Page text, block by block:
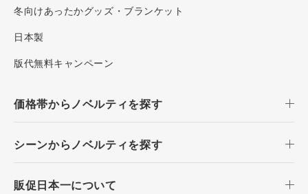
冬向けあったかグッズ・ブランケット
日本製
版代無料キャンペーン
価格帯からノベルティを探す
シーンからノベルティを探す
販促日本一について